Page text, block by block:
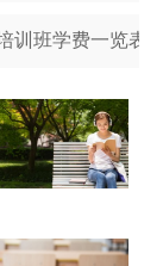
训班学费一览表)